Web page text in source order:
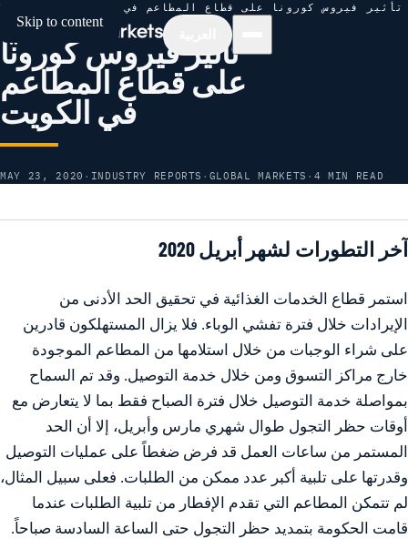
Skip to content
تأثير فيروس كورونا على قطاع المطاعم في الكويت
تأثير فيروس كورونا
على قطاع المطاعم
في الكويت
MAY 23, 2020 · INDUSTRY REPORTS · GLOBAL MARKETS · 4 MIN READ
آخر التطورات لشهر أبريل 2020
استمر قطاع الخدمات الغذائية في تحقيق الحد الأدنى من
الإيرادات خلال فترة تفشي الوباء. فلا يزال المستهلكون قادرين
على شراء الوجبات من خلال استلامها من المطاعم الموجودة
خارج مراكز التسوق ومن خلال خدمة التوصيل. وقد تم السماح
بمواصلة خدمة التوصيل خلال فترة الصباح فقط بما لا يتعارض مع
أوقات حظر التجول طوال شهري مارس وأبريل، إلا أن الحد
المستمر من ساعات العمل قد فرض ضغطاً على عمليات التوصيل
وقدرتها على تلبية أكبر عدد ممكن من الطلبات. فعلى سبيل المثال،
لم تتمكن المطاعم التي تقدم الإفطار من تلبية الطلبات عندما
قامت الحكومة بتمديد حظر التجول حتى الساعة السادسة صباحاً.